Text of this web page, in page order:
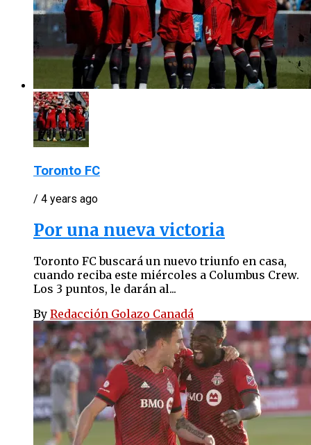
Toronto FC
/ 4 years ago
Por una nueva victoria
Toronto FC buscará un nuevo triunfo en casa,
cuando reciba este miércoles a Columbus Crew.
Los 3 puntos, le darán al...
By Redacción Golazo Canadá